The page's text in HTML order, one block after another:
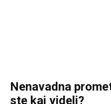
Nenavadna
ste kaj videli?